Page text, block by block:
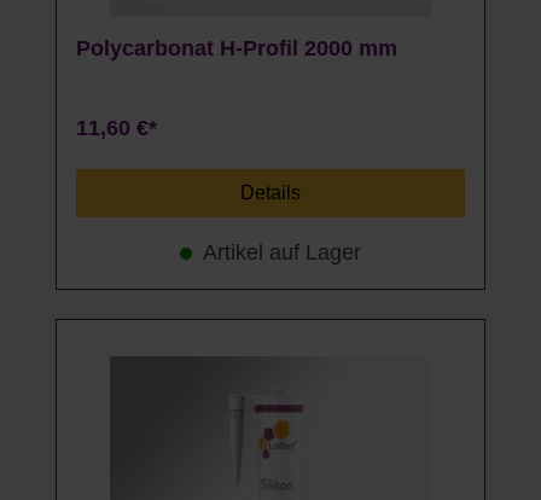
Polycarbonat H-Profil 2000 mm
11,60 €*
Details
Artikel auf Lager